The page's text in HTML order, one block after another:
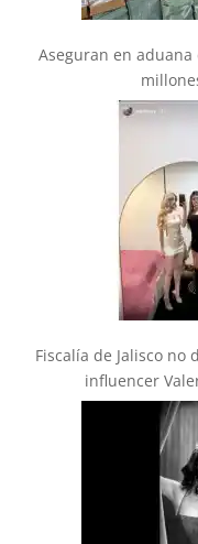
Aseguran en aduana
Fiscalía de Jalisco
influencer